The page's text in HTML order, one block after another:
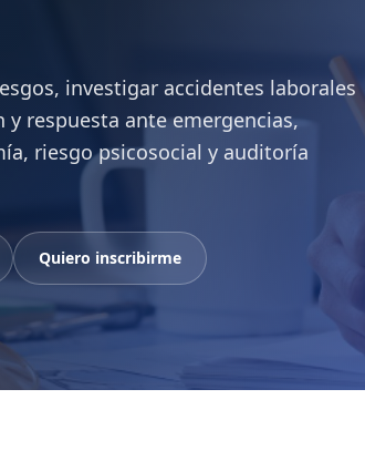
investigar accidentes laborales
respuesta ante emergencias,
riesgo psicosocial y auditoría
Quiero inscribirme